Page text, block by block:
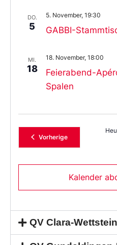
DO.
5 GABBI-
5. November, 19:30
MI.
18
Feierabend-
Spalen
18. November, 18:00
VorherigeVeranstaltungen
Kalender
QV Clara-